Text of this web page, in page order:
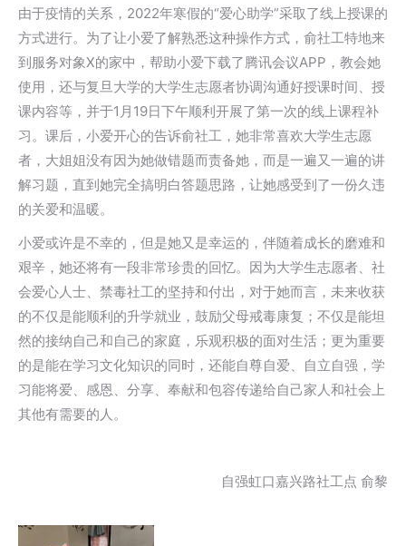
由于疫情的关系，2022年寒假的“爱心助学”采取了线上授课的
方式进行。为了让小爱了解熟悉这种操作方式，俞社工特地来
到服务对象X的家中，帮助小爱下载了腾讯会议APP，教会她
使用，还与复旦大学的大学生志愿者协调沟通好授课时间、授
课内容等，并于1月19日下午顺利开展了第一次的线上课程补
习。课后，小爱开心的告诉俞社工，她非常喜欢大学生志愿
者，大姐姐没有因为她做错题而责备她，而是一遍又一遍的讲
解习题，直到她完全搞明白答题思路，让她感受到了一份久违
的关爱和温暖。
小爱或许是不幸的，但是她又是幸运的，伴随着成长的磨难和
艰辛，她还将有一段非常珍贵的回忆。因为大学生志愿者、社
会爱心人士、禁毒社工的坚持和付出，对于她而言，未来收获
的不仅是能顺利的升学就业，鼓励父母戒毒康复；不仅是能坦
然的接纳自己和自己的家庭，乐观积极的面对生活；更为重要
的是能在学习文化知识的同时，还能自尊自爱、自立自强，学
习能将爱、感恩、分享、奉献和包容传递给自己家人和社会上
其他有需要的人。
自强虹口嘉兴路社工点 俞黎